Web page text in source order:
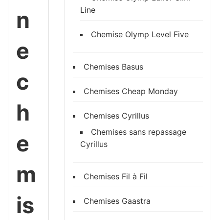
n
e
c
h
e
m
is
Line
Chemise Olymp Level Five
Chemises Basus
Chemises Cheap Monday
Chemises Cyrillus
Chemises sans repassage
Cyrillus
Chemises Fil à Fil
Chemises Gaastra